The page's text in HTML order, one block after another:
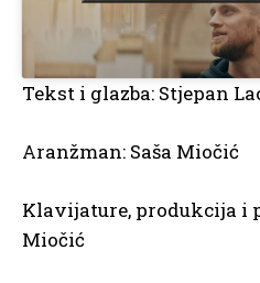
Tekst i glazba: Stjepan
Aranžman: Saša Miočić
Klavijature, produkcija i
Miočić